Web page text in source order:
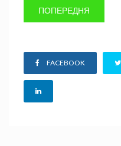
ПОПЕРЕДНЯ
FACEBOOK